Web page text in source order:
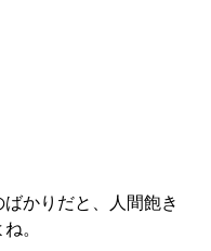
かりだと、人間飽き
。